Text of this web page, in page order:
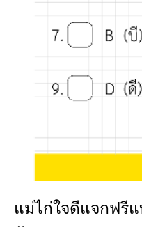
แม่ไก่ใจดีแจกฟรี